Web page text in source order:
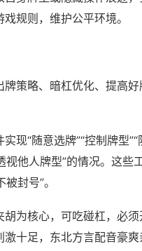
规则，维护公平环境。
策略、暗杠优化、提高好
现“随意选牌”“控制牌型”“
视他人牌型”的情况。这些
封号”。
为核心，可吃碰杠，必须
十足，东北方言配音豪